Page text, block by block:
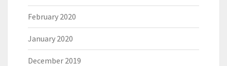
February 2020
January 2020
December 2019